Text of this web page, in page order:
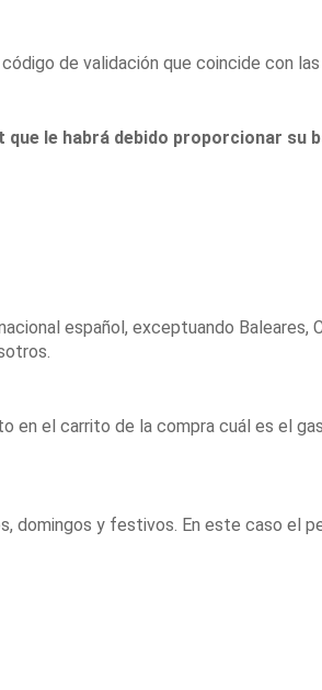
de validación que coincide con
le habrá debido proporcionar su
español, exceptuando Baleares,
en el carrito de la compra cuál es el
domingos y festivos. En este caso el